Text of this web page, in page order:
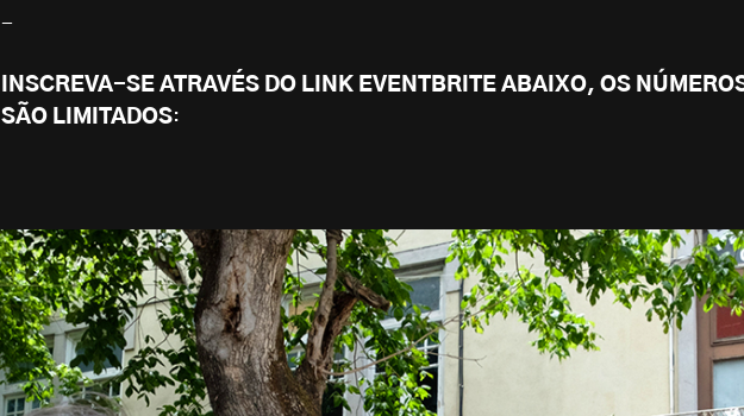
-
INSCREVA-SE ATRAVÉS DO LINK EVENTBRITE ABAIXO, OS
SÃO LIMITADOS: